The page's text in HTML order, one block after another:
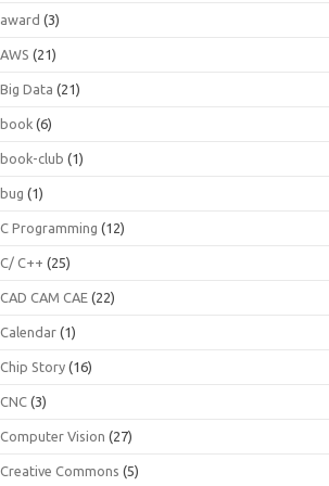
award (3)
AWS (21)
Big Data (21)
book (6)
book-club (1)
bug (1)
C Programming (12)
C/ C++ (25)
CAD CAM CAE (22)
Calendar (1)
Chip Story (16)
CNC (3)
Computer Vision (27)
Creative Commons (5)